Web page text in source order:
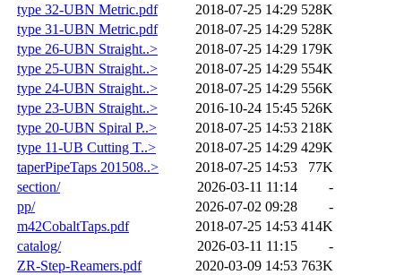
type 32-UBN Metric.pdf
2018-07-25 14:29 528K
type 31-UBN Metric.pdf
2018-07-25 14:29 528K
type 26-UBN Straight..>
2018-07-25 14:29 179K
type 25-UBN Straight..>
2018-07-25 14:29 554K
type 24-UBN Straight..>
2018-07-25 14:29 556K
type 23-UBN Straight..>
2016-10-24 15:45 526K
type 20-UBN Spiral P..>
2018-07-25 14:53 218K
type 11-UB Cutting T..>
2018-07-25 14:29 429K
taperPipeTaps 201508..>
2018-07-25 14:53
77K
section/
2026-03-11 11:14
-
pp/
2026-07-02 09:28
-
m42CobaltTaps.pdf
2018-07-25 14:53 414K
catalog/
2026-03-11 11:15
-
ZR-Step-Reamers.pdf
2020-03-09 14:53 763K